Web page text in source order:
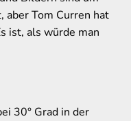
aber Tom Curren hat
ist, als würde man
30° Grad in der